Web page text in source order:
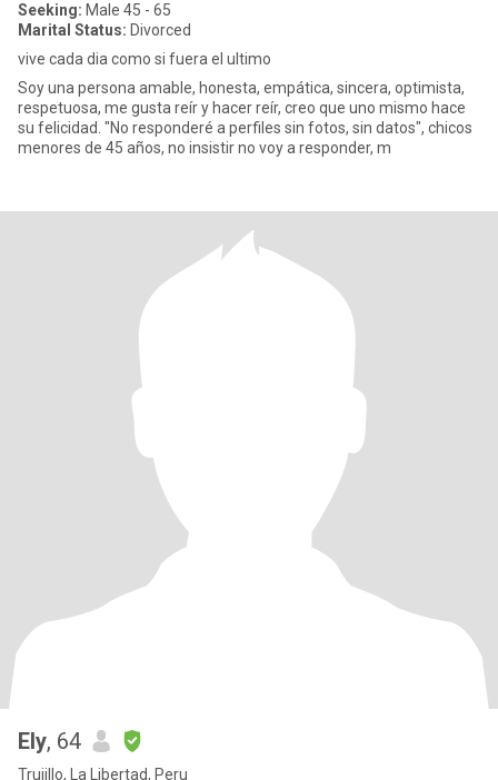
Seeking: Male 45 - 65
Marital Status: Divorced
vive cada dia como si fuera el ultimo
Soy una persona amable, honesta, empática, sincera, optimista,
respetuosa, me gusta reír y hacer reír, creo que uno mismo hace
su felicidad. "No responderé a perfiles sin fotos, sin datos", chicos
menores de 45 años, no insistir no voy a responder, m
Ely, 64
Trujillo, La Libertad, Peru